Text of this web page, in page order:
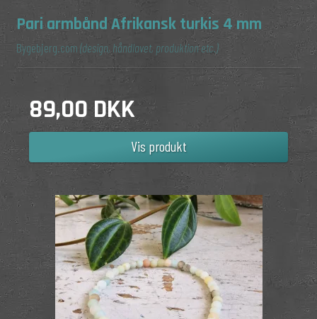
Pari armbånd Afrikansk turkis 4 mm
Bygebjerg.com(design, håndlavet, produktion etc.)
89,00 DKK
Vis produkt